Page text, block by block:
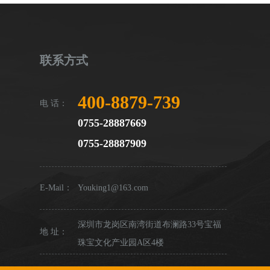
联系方式
电 话： 400-8879-739
0755-28887669
0755-28887909
E-Mail： Youking1@163.com
地 址：
深圳市龙岗区南湾街道布澜路33号宝福
珠宝文化产业园A区4楼